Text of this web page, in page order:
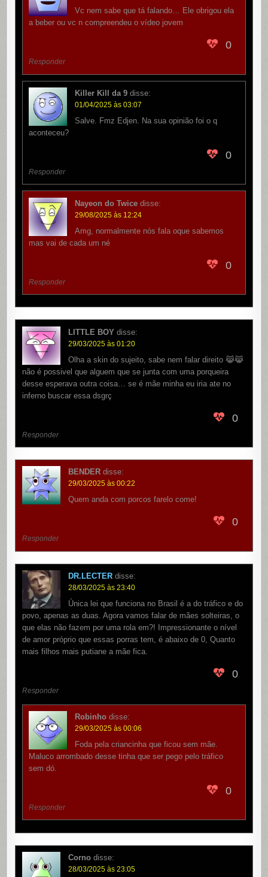
Vc nem sabe que tá falando… Ele obrigou ela
a beber ou vc n compreendeu o vídeo jovem
0
Responder
Killer Kill da 9 disse:
01/04/2025 às 03:07
Salve. Fmz Edjen. Na sua opinião foi o q
aconteceu?
0
Responder
Nayeon do Twice disse:
29/08/2025 às 12:24
Amg, normalmente nós fala oque sabemos
mas vai de cada um né
0
Responder
LITTLE BOY disse:
29/03/2025 às 01:20
Olha a skin do sujeito, sabe nem falar direito 😹😹
não é possivel que alguem que se junta com uma porqueira
desse esperava outra coisa… se é mãe minha eu iria ate no
inferno buscar essa dsgrç
0
Responder
BENDER disse:
29/03/2025 às 00:22
Quem anda com porcos farelo come!
0
Responder
DR.LECTER disse:
28/03/2025 às 23:40
Única lei que funciona no Brasil é a do tráfico e do
povo, apenas as duas. Agora vamos falar de mães solteiras, o
que elas não fazem por uma rola em?! Impressionante o nível
de amor próprio que essas porras tem, é abaixo de 0, Quanto
mais filhos mais putiane a mãe fica.
0
Responder
Robinho disse:
29/03/2025 às 00:06
Foda pela criancinha que ficou sem mãe.
Maluco arrombado desse tinha que ser pego pelo tráfico
sem dó.
0
Responder
Corno disse:
28/03/2025 às 23:05